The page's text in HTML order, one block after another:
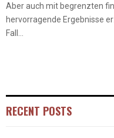
Aber auch mit begrenzten
hervorragende Ergebnisse
Fall...
RECENT POSTS